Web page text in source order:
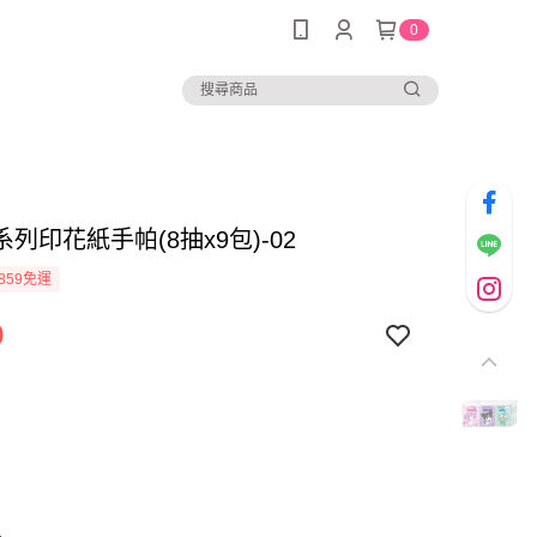
0
列印花紙手帕(8抽x9包)-02
免運